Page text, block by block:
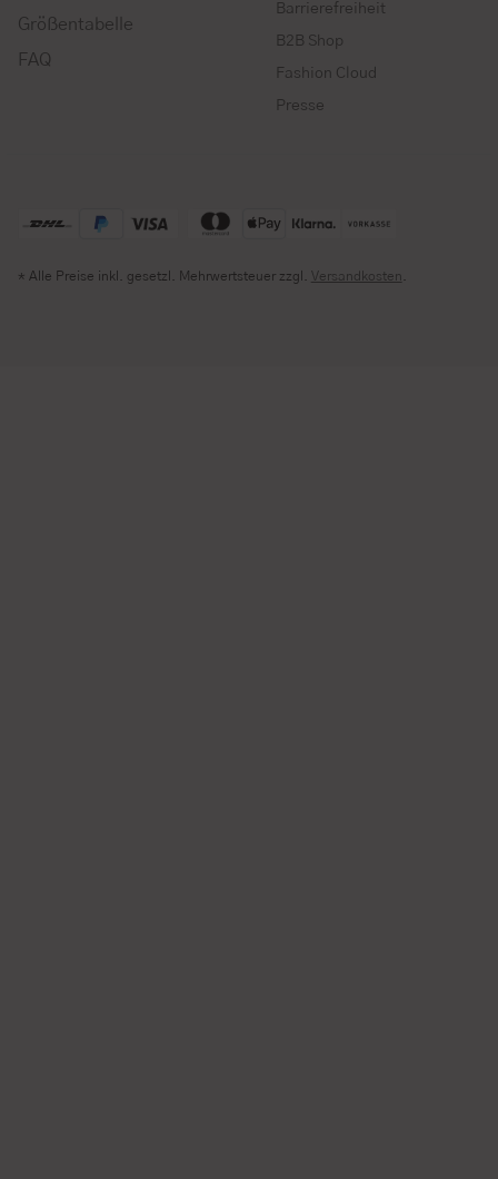
Größentabelle
FAQ
Barrierefreiheit
B2B Shop
Fashion Cloud
Presse
* Alle Preise inkl. gesetzl. Mehrwertsteuer zzgl. Versandkosten